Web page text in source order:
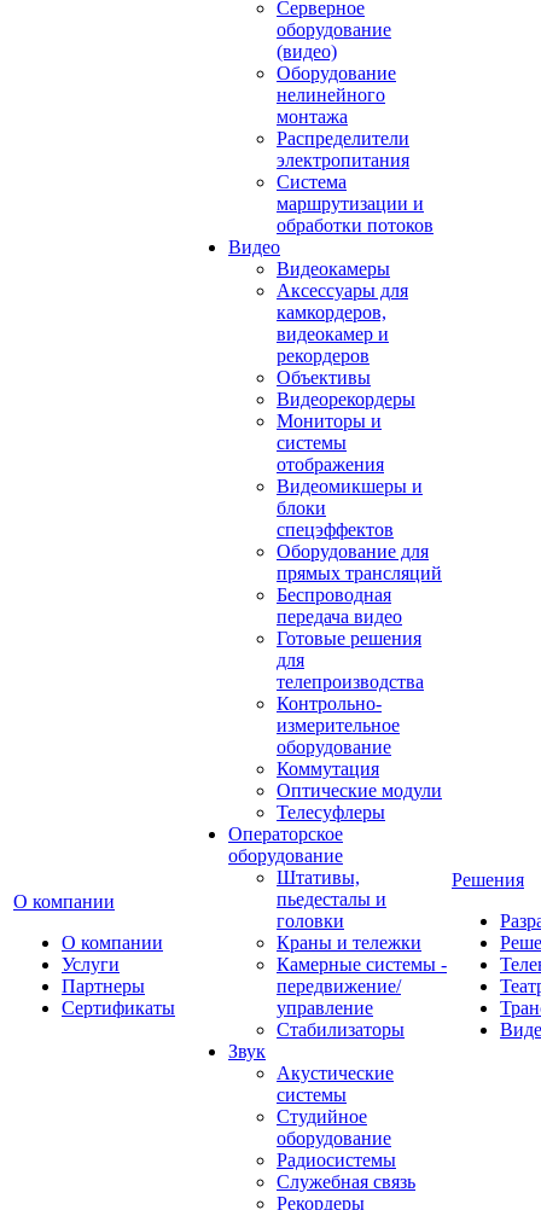
О компании
О компании
Услуги
Партнеры
Сертификаты
Серверное
оборудование
(видео)
Оборудование
нелинейного
монтажа
Распределители
электропитания
Система
маршрутизации и
обработки потоков
Видео
Видеокамеры
Аксессуары для
камкордеров,
видеокамер и
рекордеров
Объективы
Видеорекордеры
Мониторы и
системы
отображения
Видеомикшеры и
блоки
спецэффектов
Оборудование для
прямых трансляций
Беспроводная
передача видео
Готовые решения
для
телепроизводства
Контрольно-
измерительное
оборудование
Коммутация
Оптические модули
Телесуфлеры
Операторское
оборудование
Штативы,
пьедесталы и
головки
Краны и тележки
Камерные системы -
передвижение/
управление
Стабилизаторы
Звук
Акустические
системы
Студийное
оборудование
Радиосистемы
Служебная связь
Рекордеры
Решения